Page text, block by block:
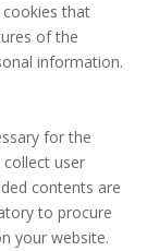
that
of the
information.
for the
user
contents are
to procure
your website.